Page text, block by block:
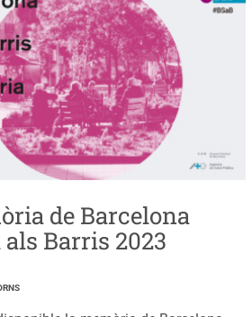
de Barcelona
als Barris 2023